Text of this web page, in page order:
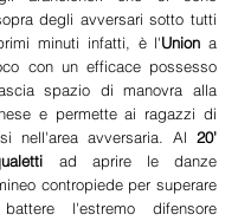
degli avversari sotto tutti
minuti infatti, è l'Union a
con un efficace possesso
spazio di manovra alla
e permette ai ragazzi di
nell'area avversaria. Al 20'
ad aprire le danze
contropiede per superare
l'estremo difensore